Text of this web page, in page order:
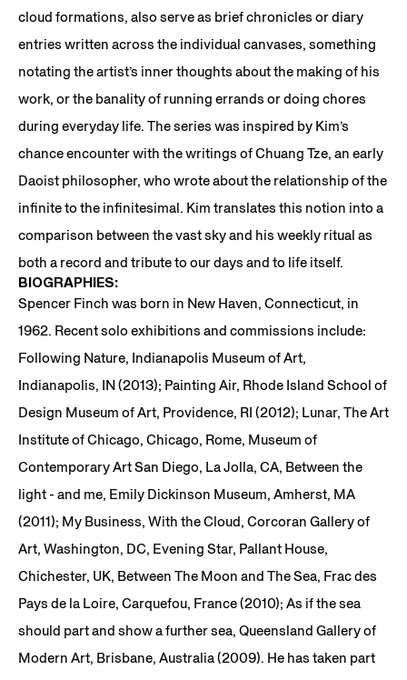
cloud formations, also serve as brief chronicles or diary
entries written across the individual canvases, something
notating the artist’s inner thoughts about the making of his
work, or the banality of running errands or doing chores
during everyday life. The series was inspired by Kim’s
chance encounter with the writings of Chuang Tze, an early
Daoist philosopher, who wrote about the relationship of the
infinite to the infinitesimal. Kim translates this notion into a
comparison between the vast sky and his weekly ritual as
both a record and tribute to our days and to life itself.
BIOGRAPHIES:
Spencer Finch was born in New Haven, Connecticut, in
1962. Recent solo exhibitions and commissions include:
Following Nature, Indianapolis Museum of Art,
Indianapolis, IN (2013); Painting Air, Rhode Island School of
Design Museum of Art, Providence, RI (2012); Lunar, The Art
Institute of Chicago, Chicago, Rome, Museum of
Contemporary Art San Diego, La Jolla, CA, Between the
light - and me, Emily Dickinson Museum, Amherst, MA
(2011); My Business, With the Cloud, Corcoran Gallery of
Art, Washington, DC, Evening Star, Pallant House,
Chichester, UK, Between The Moon and The Sea, Frac des
Pays de la Loire, Carquefou, France (2010); As if the sea
should part and show a further sea, Queensland Gallery of
Modern Art, Brisbane, Australia (2009). He has taken part